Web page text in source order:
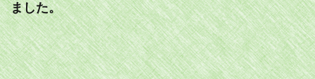
ました。